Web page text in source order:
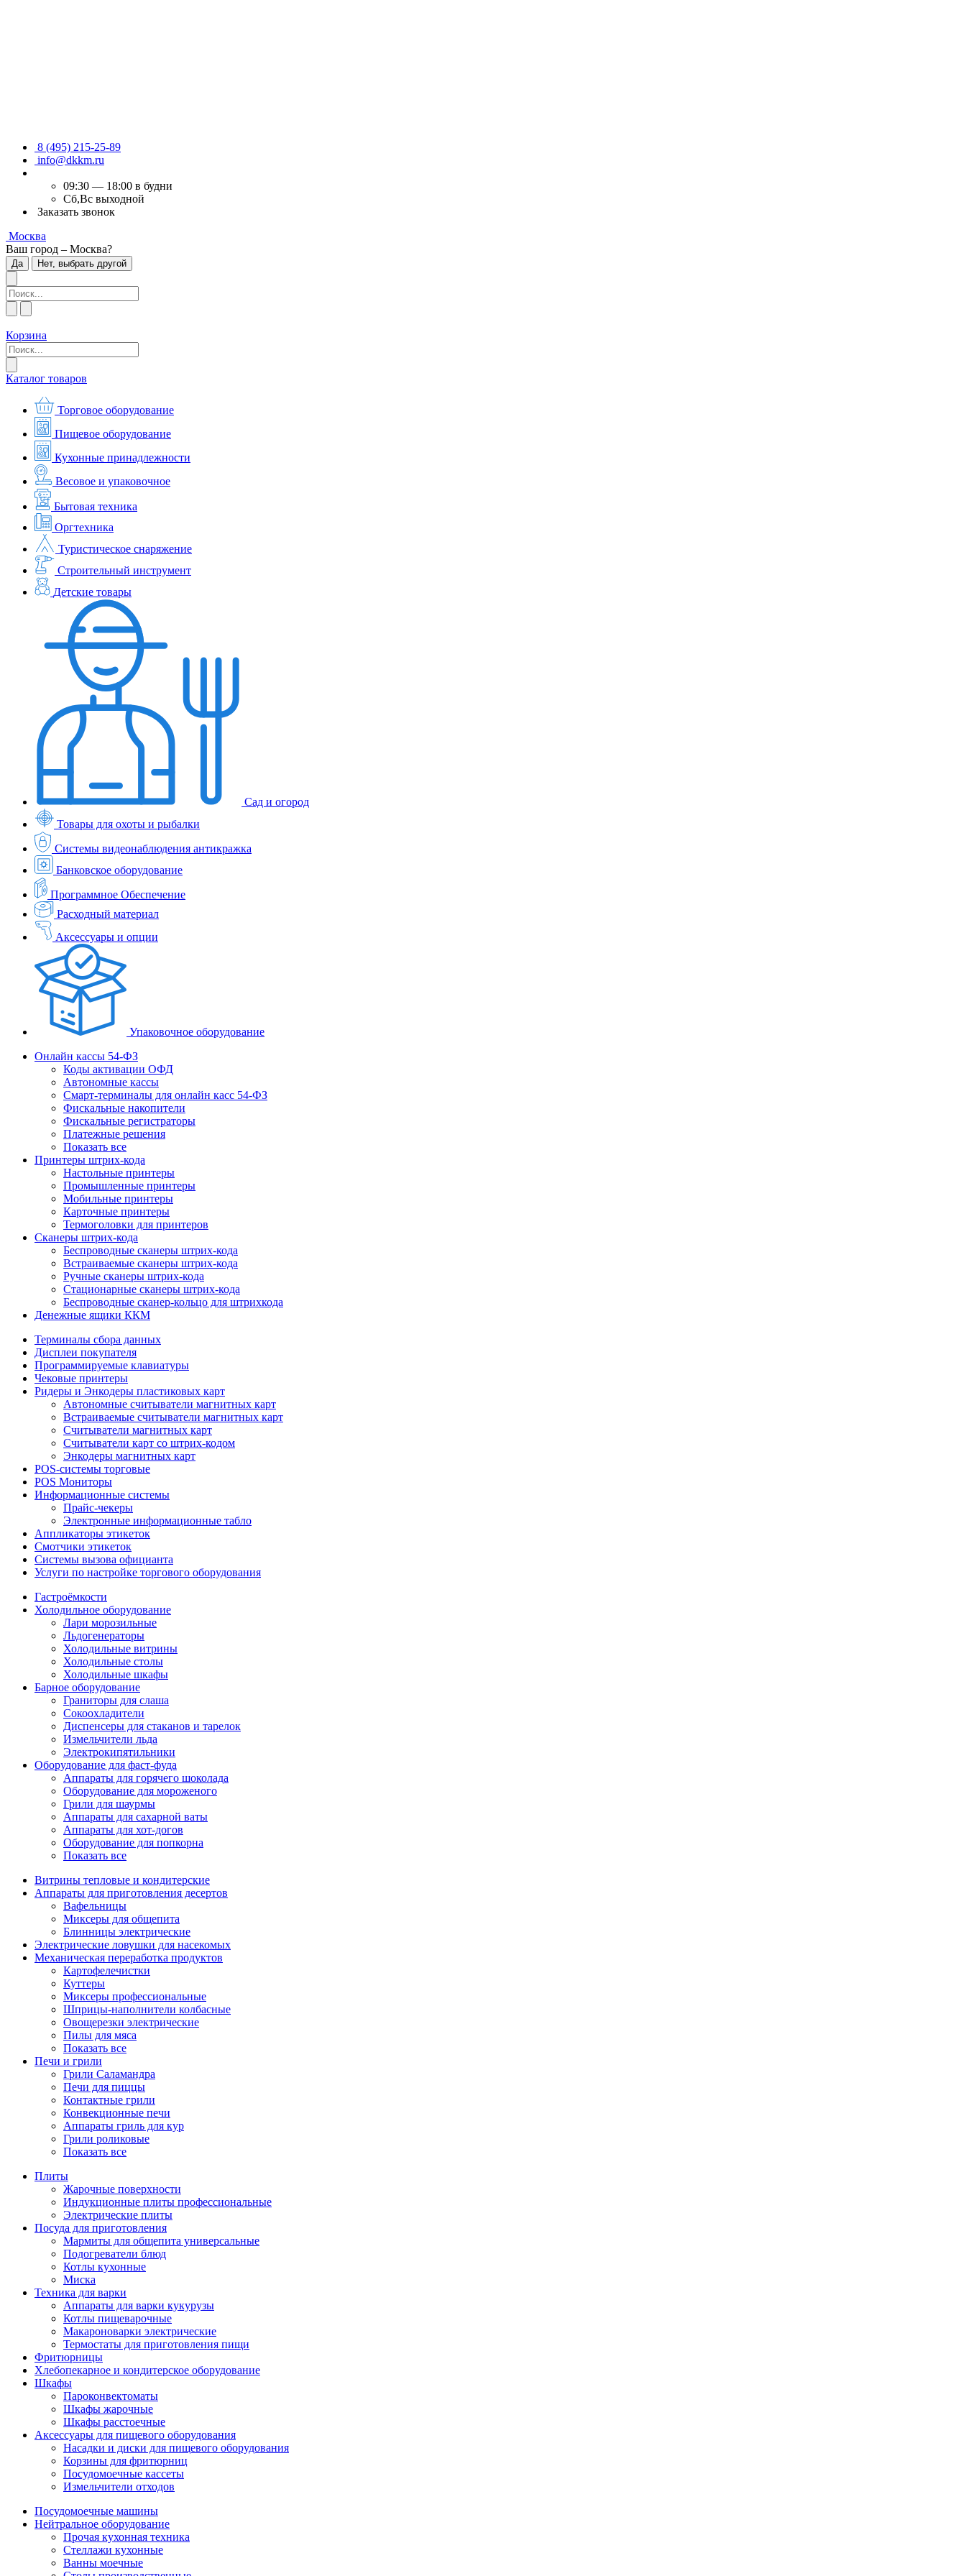
8 (495) 215-25-89
info@dkkm.ru
09:30 — 18:00 в будни
Сб,Вс выходной
Заказать звонок
Москва
Ваш город – Москва?
Да Нет, выбрать другой
Корзина
Каталог товаров
Торговое оборудование
Пищевое оборудование
Кухонные принадлежности
Весовое и упаковочное
Бытовая техника
Оргтехника
Туристическое снаряжение
Строительный инструмент
Детские товары
Сад и огород
Товары для охоты и рыбалки
Системы видеонаблюдения антикражка
Банковское оборудование
Программное Обеспечение
Расходный материал
Аксессуары и опции
Упаковочное оборудование
Онлайн кассы 54-ФЗ
Коды активации ОФД
Автономные кассы
Смарт-терминалы для онлайн касс 54-ФЗ
Фискальные накопители
Фискальные регистраторы
Платежные решения
Показать все
Принтеры штрих-кода
Настольные принтеры
Промышленные принтеры
Мобильные принтеры
Карточные принтеры
Термоголовки для принтеров
Сканеры штрих-кода
Беспроводные сканеры штрих-кода
Встраиваемые сканеры штрих-кода
Ручные сканеры штрих-кода
Стационарные сканеры штрих-кода
Беспроводные сканер-кольцо для штрихкода
Денежные ящики ККМ
Терминалы сбора данных
Дисплеи покупателя
Программируемые клавиатуры
Чековые принтеры
Ридеры и Энкодеры пластиковых карт
Автономные считыватели магнитных карт
Встраиваемые считыватели магнитных карт
Считыватели магнитных карт
Считыватели карт со штрих-кодом
Энкодеры магнитных карт
POS-системы торговые
POS Мониторы
Информационные системы
Прайс-чекеры
Электронные информационные табло
Аппликаторы этикеток
Смотчики этикеток
Системы вызова официанта
Услуги по настройке торгового оборудования
Гастроёмкости
Холодильное оборудование
Лари морозильные
Льдогенераторы
Холодильные витрины
Холодильные столы
Холодильные шкафы
Барное оборудование
Граниторы для слаша
Сокоохладители
Диспенсеры для стаканов и тарелок
Измельчители льда
Электрокипятильники
Оборудование для фаст-фуда
Аппараты для горячего шоколада
Оборудование для мороженого
Грили для шаурмы
Аппараты для сахарной ваты
Аппараты для хот-догов
Оборудование для попкорна
Показать все
Витрины тепловые и кондитерские
Аппараты для приготовления десертов
Вафельницы
Миксеры для общепита
Блинницы электрические
Электрические ловушки для насекомых
Механическая переработка продуктов
Картофелечистки
Куттеры
Миксеры профессиональные
Шприцы-наполнители колбасные
Овощерезки электрические
Пилы для мяса
Показать все
Печи и грили
Грили Саламандра
Печи для пиццы
Контактные грили
Конвекционные печи
Аппараты гриль для кур
Грили роликовые
Показать все
Плиты
Жарочные поверхности
Индукционные плиты профессиональные
Электрические плиты
Посуда для приготовления
Мармиты для общепита универсальные
Подогреватели блюд
Котлы кухонные
Миска
Техника для варки
Аппараты для варки кукурузы
Котлы пищеварочные
Макароноварки электрические
Термостаты для приготовления пищи
Фритюрницы
Хлебопекарное и кондитерское оборудование
Шкафы
Пароконвектоматы
Шкафы жарочные
Шкафы расстоечные
Аксессуары для пищевого оборудования
Насадки и диски для пищевого оборудования
Корзины для фритюрниц
Посудомоечные кассеты
Измельчители отходов
Посудомоечные машины
Нейтральное оборудование
Прочая кухонная техника
Стеллажи кухонные
Ванны моечные